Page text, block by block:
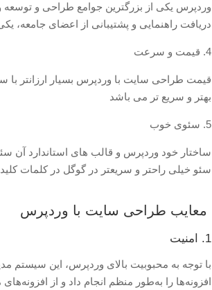
وردپرس یکی از بزرگترین جوامع طراحی و توسعه
دریافت راهنمایی و پشتیبانی از اعضای جامعه،
4. قیمت و سرعت
قیمت طراحی سایت با وردپرس بسیار ارزانتر
بهتر و سریع تر می باشد
5. سئوی خوب
ساختار خود وردپرس و قالب های استاندارد آن
سئو خیلی راحتر و سریعتر در گوگل در کلمات
معایب طراحی سایت با وردپرس
1. امنیت
با توجه به محبوبیت بالای وردپرس، این سیستم
افزونه‌ها را به‌طور منظم انجام داد و از